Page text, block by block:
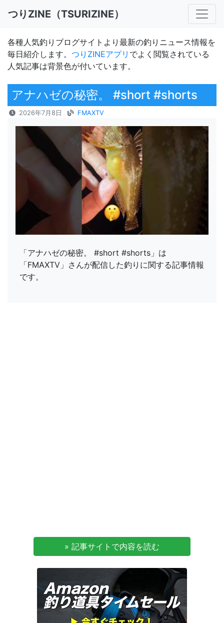
つりZINE（TSURIZINE）
各種人気釣りブログサイトより最新の釣りニュース情報を
毎日紹介します。 つりZINEアプリ でよく閲覧されている
人気記事は背景色が付いています。
アナハゼの秘密。 #short #shorts
2026年7月8日 FMAXTV
「アナハゼの秘密。 #short #shorts」は
「FMAXTV」さんが配信した釣りに関する記事情報
です。
» 記事サイトで内容を読む